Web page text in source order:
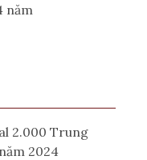
năm
2.000 Trung
2024